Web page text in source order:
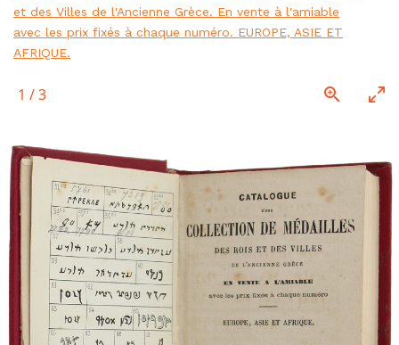
et des Villes de l'Ancienne Grèce. En vente à l'amiable
avec les prix fixés à chaque numéro. EUROPE, ASIE ET
AFRIQUE.
1 /3